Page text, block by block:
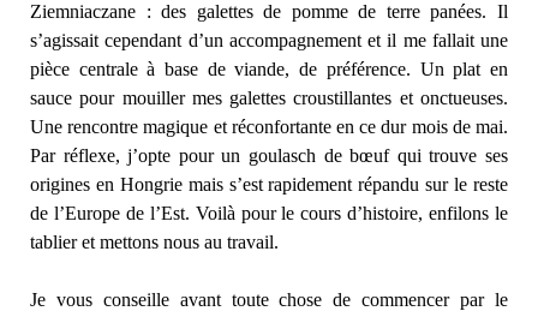
Ziemniaczane : des galettes de pomme de terre panées. Il
s’agissait cependant d’un accompagnement et il me fallait une
pièce centrale à base de viande, de préférence. Un plat en
sauce pour mouiller mes galettes croustillantes et onctueuses.
Une rencontre magique et réconfortante en ce dur mois de mai.
Par réflexe, j’opte pour un goulasch de bœuf qui trouve ses
origines en Hongrie mais s’est rapidement répandu sur le reste
de l’Europe de l’Est. Voilà pour le cours d’histoire, enfilons le
tablier et mettons nous au travail.
Je vous conseille avant toute chose de commencer par le